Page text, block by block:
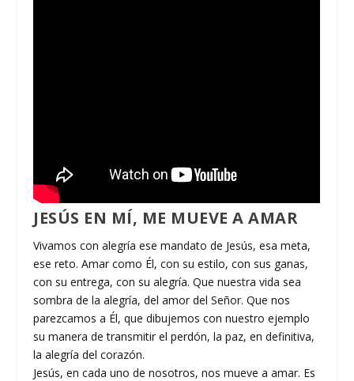
JESÚS EN MÍ, ME MUEVE A AMAR
Vivamos con alegría ese mandato de Jesús, esa meta,
ese reto. Amar como Él, con su estilo, con sus ganas,
con su entrega, con su alegría. Que nuestra vida sea
sombra de la alegría, del amor del Señor. Que nos
parezcamos a Él, que dibujemos con nuestro ejemplo
su manera de transmitir el perdón, la paz, en definitiva,
la alegría del corazón.
Jesús, en cada uno de nosotros, nos mueve a amar. Es